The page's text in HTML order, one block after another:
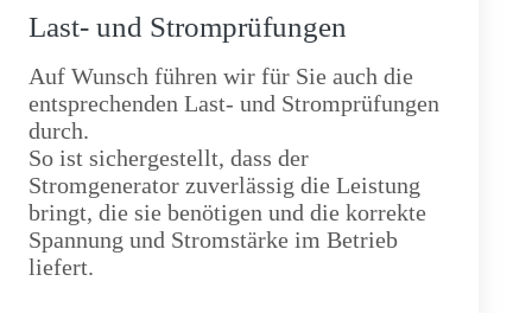
Last- und Stromprüfungen
Auf Wunsch führen wir für Sie auch die
entsprechenden Last- und Stromprüfungen
durch.
So ist sichergestellt, dass der
Stromgenerator zuverlässig die Leistung
bringt, die sie benötigen und die korrekte
Spannung und Stromstärke im Betrieb
liefert.